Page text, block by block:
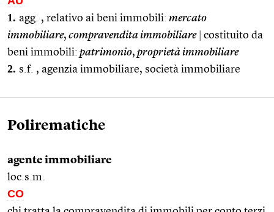
1. agg. , relativo ai beni immobili: mercato
immobiliare, compravendita immobiliare
costituito da
beni immobili: patrimonio, proprietà immobiliare
2. s.f. , agenzia immobiliare, società immobiliare
Polirematiche
agente immobiliare
loc.s.m.
CO